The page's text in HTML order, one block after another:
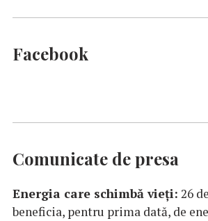
Facebook
Comunicate de presa
Energia care schimbă vieți: 26
beneficia, pentru prima dată, de